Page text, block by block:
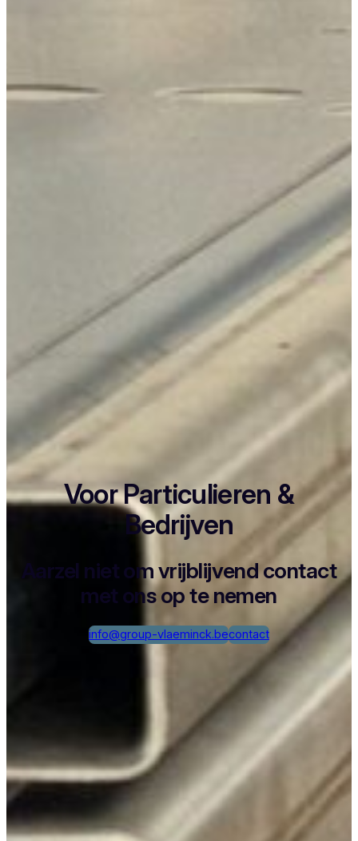
Voor Particulieren &
Bedrijven
Aarzel niet om vrijblijvend contact
met ons op te nemen
info@group-vlaeminck.becontact